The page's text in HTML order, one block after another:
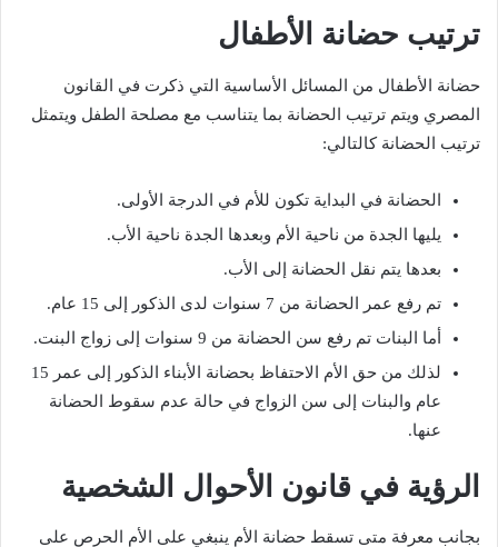
ترتيب حضانة الأطفال
حضانة الأطفال من المسائل الأساسية التي ذكرت في القانون
المصري ويتم ترتيب الحضانة بما يتناسب مع مصلحة الطفل ويتمثل
ترتيب الحضانة كالتالي:
الحضانة في البداية تكون للأم في الدرجة الأولى.
يليها الجدة من ناحية الأم وبعدها الجدة ناحية الأب.
بعدها يتم نقل الحضانة إلى الأب.
تم رفع عمر الحضانة من 7 سنوات لدى الذكور إلى 15 عام.
أما البنات تم رفع سن الحضانة من 9 سنوات إلى زواج البنت.
لذلك من حق الأم الاحتفاظ بحضانة الأبناء الذكور إلى عمر 15
عام والبنات إلى سن الزواج في حالة عدم سقوط الحضانة
عنها.
الرؤية في قانون الأحوال الشخصية
بجانب معرفة متى تسقط حضانة الأم ينبغي على الأم الحرص على